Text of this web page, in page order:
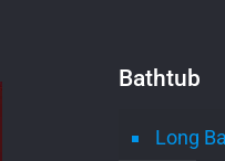
Bathtub
Long